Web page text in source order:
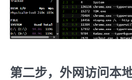
第二步，外网访问本